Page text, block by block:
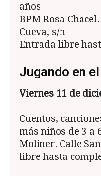
años
BPM Rosa
Cueva, s/n
Entrada libre
Jugando en
Viernes 11 de
Cuentos,
más niños de 3 a
Moliner. Calle
libre hasta